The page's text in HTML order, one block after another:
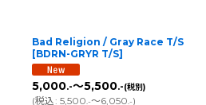
Bad Religion / Gray Race T/S
[BDRN-GRYR T/S]
5,000.-～5,500.-(税別)
(税込: 5,500 .-～6,050 .-)